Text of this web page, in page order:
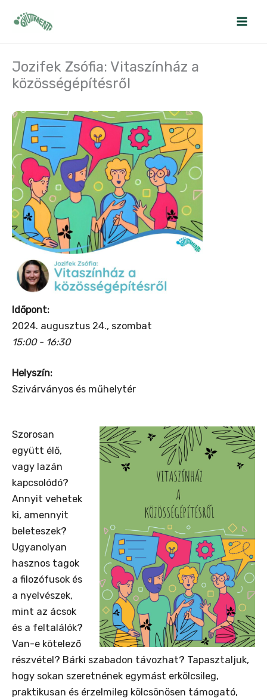
Jozifek Zsófia: Vitaszínház a
közösségépítésről
Időpont:
2024. augusztus 24., szombat
15:00 - 16:30
Helyszín:
Szivárványos és műhelytér
Szorosan
együtt élő,
vagy lazán
kapcsolódó?
Annyit vehetek
ki, amennyit
beleteszek?
Ugyanolyan
hasznos tagok
a filozófusok és
a nyelvészek,
mint az ácsok
és a feltalálók?
Van-e kötelező
részvétel? Bárki szabadon távozhat? Tapasztaljuk,
hogy sokan szeretnének egymást erkölcsileg,
praktikusan és érzelmileg kölcsönösen támogató,